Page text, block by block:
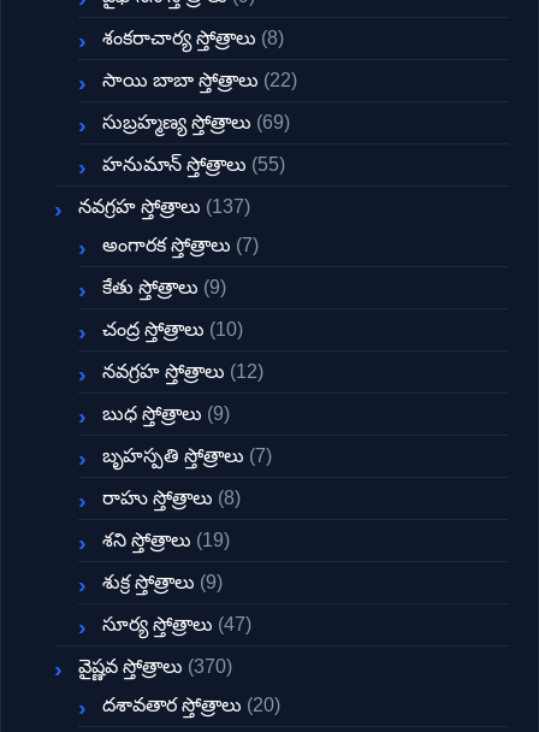
శంకరాచార్య స్తోత్రాలు (8)
సాయి బాబా స్తోత్రాలు (22)
సుబ్రహ్మణ్య స్తోత్రాలు (69)
హనుమాన్ స్తోత్రాలు (55)
నవగ్రహ స్తోత్రాలు (137)
అంగారక స్తోత్రాలు (7)
కేతు స్తోత్రాలు (9)
చంద్ర స్తోత్రాలు (10)
నవగ్రహ స్తోత్రాలు (12)
బుధ స్తోత్రాలు (9)
బృహస్పతి స్తోత్రాలు (7)
రాహు స్తోత్రాలు (8)
శని స్తోత్రాలు (19)
శుక్ర స్తోత్రాలు (9)
సూర్య స్తోత్రాలు (47)
వైష్ణవ స్తోత్రాలు (370)
దశావతార స్తోత్రాలు (20)